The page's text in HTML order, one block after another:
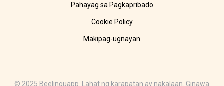
Pahayag sa Pagkapribado
Cookie Policy
Makipag-ugnayan
© 2025 Beelinguapp. Lahat ng karapatan ay nakalaan. Ginawa